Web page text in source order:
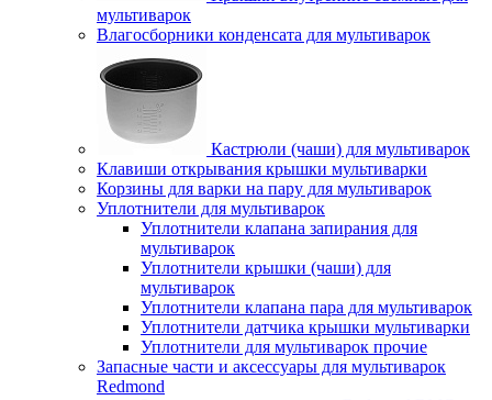
мультиварок
Влагосборники конденсата для мультиварок
Кастрюли (чаши) для мультиварок
Клавиши открывания крышки мультиварки
Корзины для варки на пару для мультиварок
Уплотнители для мультиварок
Уплотнители клапана запирания для
мультиварок
Уплотнители крышки (чаши) для
мультиварок
Уплотнители клапана пара для мультиварок
Уплотнители датчика крышки мультиварки
Уплотнители для мультиварок прочие
Запасные части и аксессуары для мультиварок
Redmond